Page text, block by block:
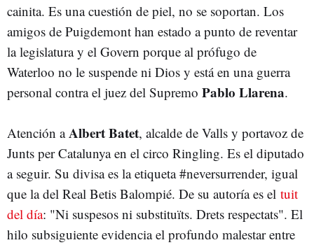
cainita. Es una cuestión de piel, no se soportan. Los
amigos de Puigdemont han estado a punto de reventar
la legislatura y el Govern porque al prófugo de
Waterloo no le suspende ni Dios y está en una guerra
personal contra el juez del Supremo Pablo Llarena.
Atención aAlbert Batet, alcalde de Valls y portavoz de
Junts per Catalunya en el circo Ringling. Es el diputado
a seguir. Su divisa es la etiqueta #neversurrender, igual
que la del Real Betis Balompié. De su autoría es el tuit
del día: "Ni suspesos ni substituïts. Drets respectats". El
hilo subsiguiente evidencia el profundo malestar entre